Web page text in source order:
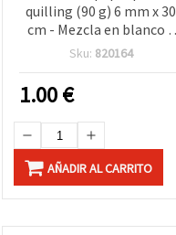
quilling (90 g) 6 mm x 30
cm - Mezcla en blanco y
negro, 3 colores, 150 uds
Sku: 820164
1.00€
AÑADIR AL CARRITO